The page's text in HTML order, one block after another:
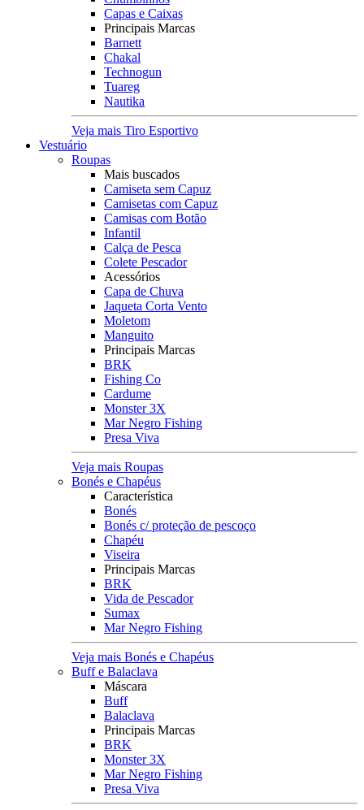
Capas e Caixas
Principais Marcas
Barnett
Chakal
Technogun
Tuareg
Nautika
Veja mais Tiro Esportivo
Vestuário
Roupas
Mais buscados
Camiseta sem Capuz
Camisetas com Capuz
Camisas com Botão
Infantil
Calça de Pesca
Colete Pescador
Acessórios
Capa de Chuva
Jaqueta Corta Vento
Moletom
Manguito
Principais Marcas
BRK
Fishing Co
Cardume
Monster 3X
Mar Negro Fishing
Presa Viva
Veja mais Roupas
Bonés e Chapéus
Característica
Bonés
Bonés c/ proteção de pescoço
Chapéu
Viseira
Principais Marcas
BRK
Vida de Pescador
Sumax
Mar Negro Fishing
Veja mais Bonés e Chapéus
Buff e Balaclava
Máscara
Buff
Balaclava
Principais Marcas
BRK
Monster 3X
Mar Negro Fishing
Presa Viva